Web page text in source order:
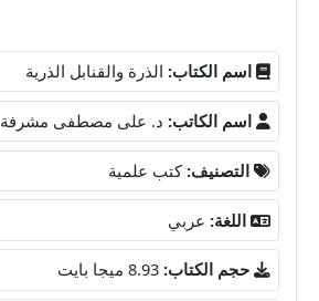
اسم الكتاب: الذرة والقنابل الذرية
اسم الكاتب: د. على مصطفى مشرفة
التصنيف: كتب علمية
اللغة: عربي
حجم الكتاب: 8.93 ميجا بايت